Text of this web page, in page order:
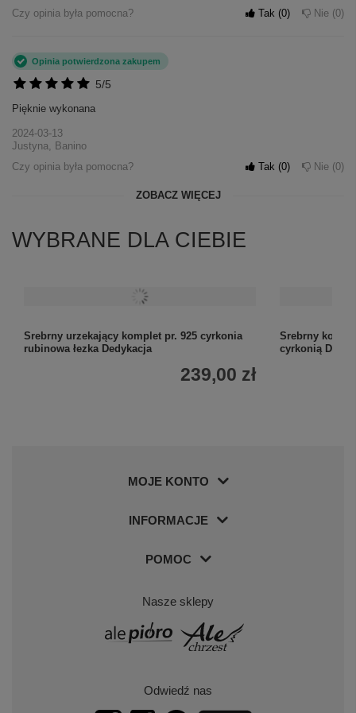
Czy opinia była pomocna?
Tak 0 Nie 0
5/5
Opinia potwierdzona zakupem
Pięknie wykonana
2024-03-13
Justyna, Banino
Czy opinia była pomocna?
Tak 0 Nie 0
ZOBACZ WIĘCEJ
WYBRANE DLA CIEBIE
Srebrny urzekający komplet pr. 925 cyrkonia
rubinowa łezka Dedykacja
239,00 zł
Srebrny
cyrkonią
MOJE KONTO
INFORMACJE
POMOC
Nasze sklepy
Odwiedź nas